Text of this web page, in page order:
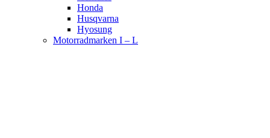
Honda
Husqvarna
Hyosung
Motorradmarken I – L